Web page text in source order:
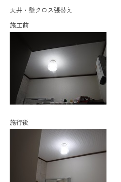
天井・壁クロス張替え
施工前
施行後